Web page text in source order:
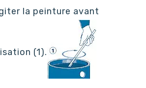
la peinture avant
(1).